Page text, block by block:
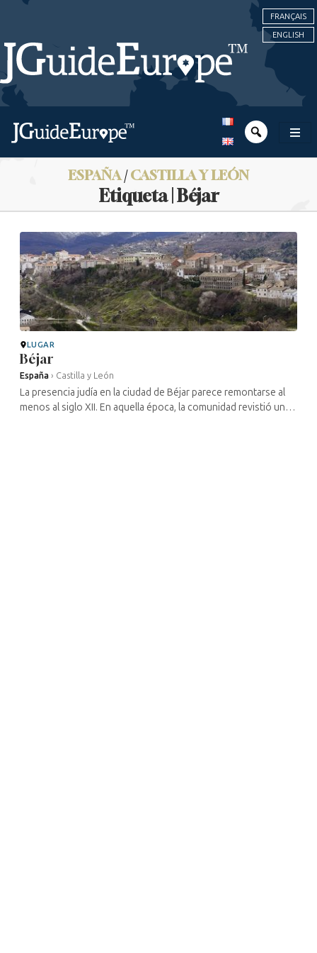
FRANÇAIS
ENGLISH
ESPAÑA/CASTILLA Y LEÓN
Etiqueta | Béjar
LUGAR
Béjar
España › Castilla y León
La presencia judía en la ciudad de Béjar parece remontarse al
menos al siglo XII. En aquella época, la comunidad revistió una